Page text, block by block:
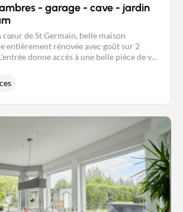
- garage - cave - jardin
cœur de St Germain, belle maison
entièrement rénovée avec goût sur 2
donne accès à une belle pièce de vie
baigné de lumière avec cheminée, ouvert
sécurisé et bien exposé. Cote nuit,
de 40m2 avec dressing et
+ une salle de douche avec WC. Bonus :
et garage. Une place de parking vous
plus un stationnement pratique. Très bon
- jolie façade. Vous posez les
Pour les Adeptes du tout à pied ! : A 8mn
Tram « Trois Suisses », au pied des
et à proximité du parc du Hautmont